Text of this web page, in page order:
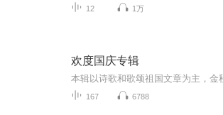
12 1万
欢度国庆专辑
167 6788